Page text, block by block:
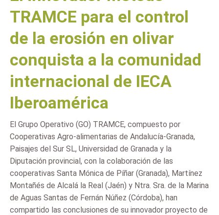
TRAMCE para el control
de la erosión en olivar
conquista a la comunidad
internacional de IECA
Iberoamérica
El Grupo Operativo (GO) TRAMCE, compuesto por
Cooperativas Agro-alimentarias de Andalucía-Granada,
Paisajes del Sur SL, Universidad de Granada y la
Diputación provincial, con la colaboración de las
cooperativas Santa Mónica de Píñar (Granada), Martínez
Montañés de Alcalá la Real (Jaén) y Ntra. Sra. de la Marina
de Aguas Santas de Fernán Núñez (Córdoba), han
compartido las conclusiones de su innovador proyecto de